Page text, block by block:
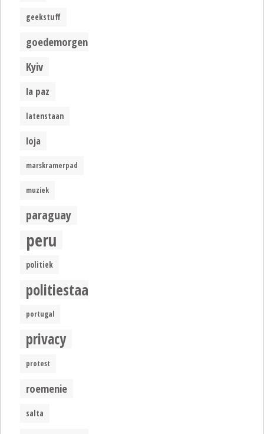
geekstuff
goedemorgen
Kyiv
la paz
latenstaan
loja
marskramerpad
muziek
paraguay
peru
politiek
politiestaat
portugal
privacy
protest
roemenie
salta